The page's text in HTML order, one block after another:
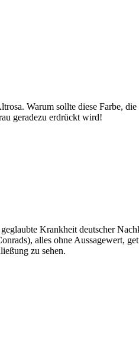
Warum sollte diese Farbe,
geradezu erdrückt wird!
Krankheit deutscher
alles ohne Aussagewert,
zu sehen.